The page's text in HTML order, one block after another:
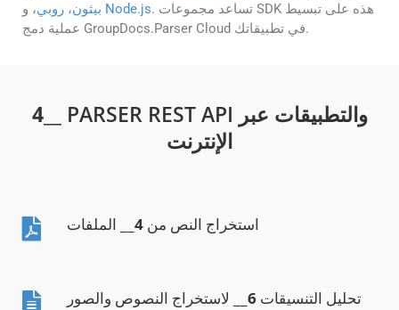
بيثون، روبي Node.js. تساعد مجموعات SDK هذه على تبسيط
عملية دمج GroupDocs.Parser Cloud في تطبيقاتك.
4__ PARSER REST API والتطبيقات عبر
الإنترنت
استخراج النص من 4 __ الملفات
تحليل التنسيقات 6 __ لاستخراج النصوص والصور